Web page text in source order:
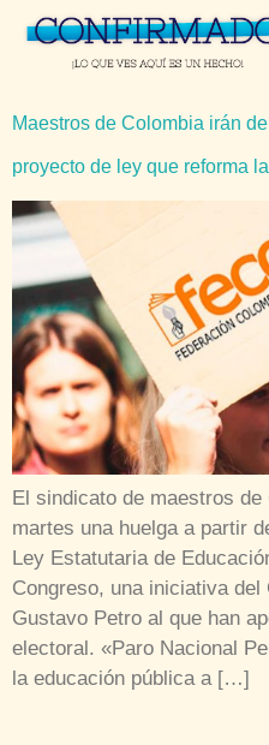
Maestros de Colombia irán
proyecto de ley que reforma
El sindicato de maestros
martes una huelga a partir
Ley Estatutaria de
Congreso, una iniciativa
Gustavo Petro al que han
electoral. «Paro Nacional
la educación pública a […]